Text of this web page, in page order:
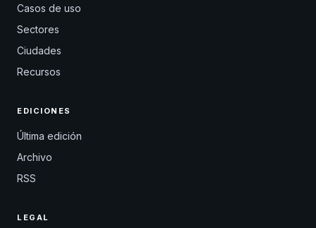
Casos de uso
Sectores
Ciudades
Recursos
EDICIONES
Última edición
Archivo
RSS
LEGAL